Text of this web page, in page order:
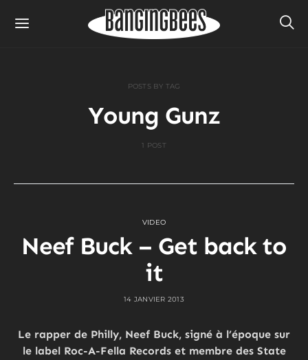
POSTS BY TAG
Young Gunz
1 POST
VIDEO
Neef Buck – Get back to
it
14 JANVIER 2013
Le rapper de Philly, Neef Buck, signé à l’époque sur
le label Roc-A-Fella Records et membre des State